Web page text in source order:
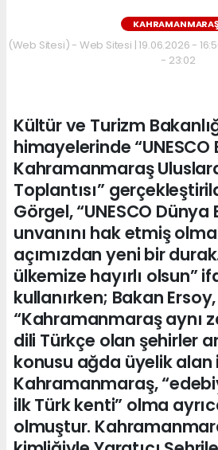
(Web Sitesi) - Web Sitesi | 19.06.2026 -
- 23:02
Kültür ve Turizm
himayelerinde
Kahramanmaraş
Toplantısı”
Görgel, “UNESCO
unvanını hak etmiş
açımızdan yeni bir
ülkemize hayırlı olsun”
kullanırken; Bakan Ersoy,
“Kahramanmaraş aynı
dili Türkçe olan şehirler
konusu ağda üyelik alan
Kahramanmaraş,
ilk Türk kenti” olma
olmuştur.